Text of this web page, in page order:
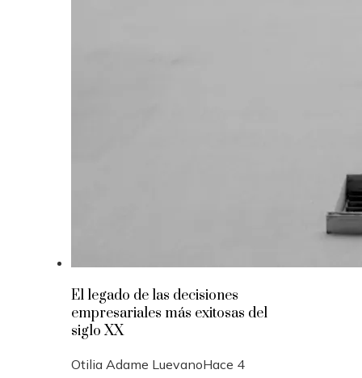
El legado de las decisiones
empresariales más exitosas del
siglo XX
Otilia Adame LuevanoHace 4